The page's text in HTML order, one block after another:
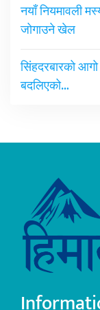
नयाँ नियमावली
जोगाउने खेल
सिंहदरबारको
बदलिएको…